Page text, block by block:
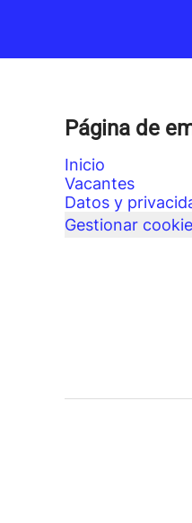
Página de
Inicio
Vacantes
Datos y
Gestionar